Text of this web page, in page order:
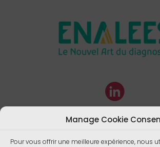
Manage Cookie
Pour vous offrir une meilleure expérience, nous